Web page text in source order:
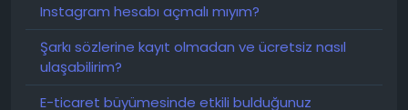
Instagram hesabı açmalı mıyım?
Şarkı sözlerine kayıt olmadan ve ücretsiz nasıl
ulaşabilirim?
E-ticaret büyümesinde etkili bulduğunuz